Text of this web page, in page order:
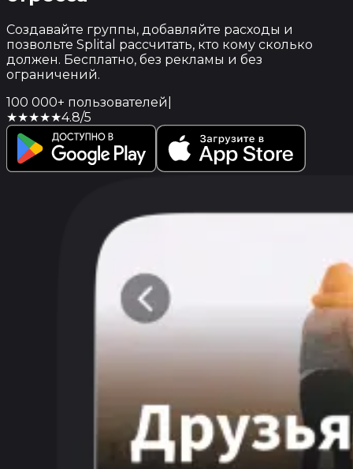
Создавайте группы, добавляйте расходы и
позвольте Splital рассчитать, кто кому сколько
должен. Бесплатно, без рекламы и без
ограничений.
100 000+ пользователей
★★★★★4.8/5